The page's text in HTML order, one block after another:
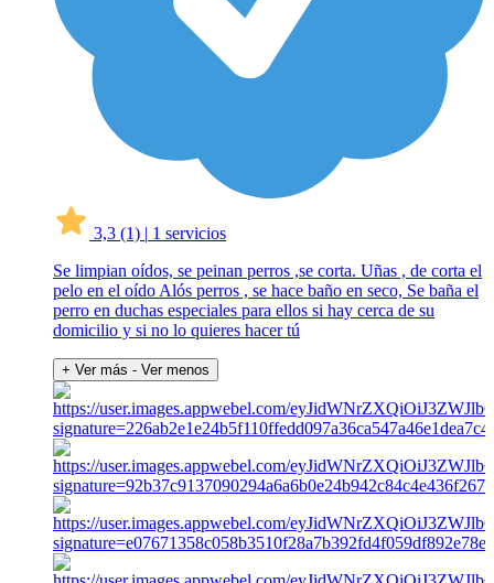
3,3 (1) | 1 servicios
Se limpian oídos, se peinan perros ,se corta. Uñas , de corta el
pelo en el oído Alós perros , se hace baño en seco, Se baña el
perro en duchas especiales para ellos si hay cerca de su
domicilio y si no lo quieres hacer tú
+ Ver más - Ver menos